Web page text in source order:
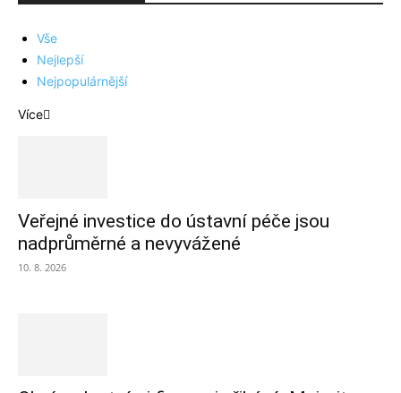
Vše
Nejlepší
Nejpopulárnější
Více
Veřejné investice do ústavní péče jsou
nadprůměrné a nevyvážené
10. 8. 2026